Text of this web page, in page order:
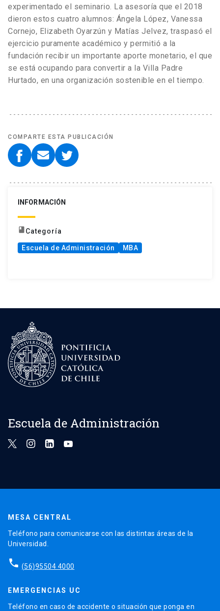
experimentado el seminario. La asesoría que el 2018
dieron estos cuatro alumnos: Ángela López, Vanessa
Cornejo, Elizabeth Oyarzún y Matías Jelvez, traspasó el
ejercicio puramente académico y permitió a la
fundación recibir un importante aporte monetario, el que
se está ocupando para convertir a la Villa Padre
Hurtado, en una organización sostenible en el tiempo.
COMPARTE ESTA PUBLICACIÓN
INFORMACIÓN
book Categoría
Escuela de Administración MBA
Escuela de Administración
MESA CENTRAL
Teléfono para comunicarse con las distintas áreas de la
Universidad.
phone (56)95504 4000
EMERGENCIAS UC
Teléfono en caso de accidente o situación que ponga en